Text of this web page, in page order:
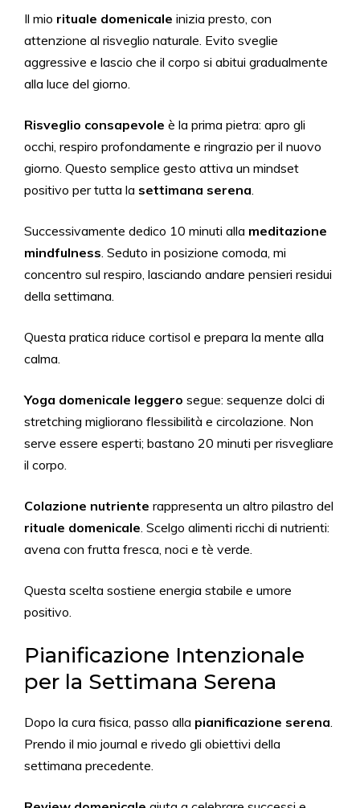
Il mio rituale domenicale inizia presto, con
attenzione al risveglio naturale. Evito sveglie
aggressive e lascio che il corpo si abitui gradualmente
alla luce del giorno.
Risveglio consapevole è la prima pietra: apro gli
occhi, respiro profondamente e ringrazio per il nuovo
giorno. Questo semplice gesto attiva un mindset
positivo per tutta la settimana serena.
Successivamente dedico 10 minuti alla meditazione
mindfulness. Seduto in posizione comoda, mi
concentro sul respiro, lasciando andare pensieri residui
della settimana.
Questa pratica riduce cortisol e prepara la mente alla
calma.
Yoga domenicale leggero segue: sequenze dolci di
stretching migliorano flessibilità e circolazione. Non
serve essere esperti; bastano 20 minuti per risvegliare
il corpo.
Colazione nutriente rappresenta un altro pilastro del
rituale domenicale. Scelgo alimenti ricchi di nutrienti:
avena con frutta fresca, noci e tè verde.
Questa scelta sostiene energia stabile e umore
positivo.
Pianificazione Intenzionale
per la Settimana Serena
Dopo la cura fisica, passo alla pianificazione serena.
Prendo il mio journal e rivedo gli obiettivi della
settimana precedente.